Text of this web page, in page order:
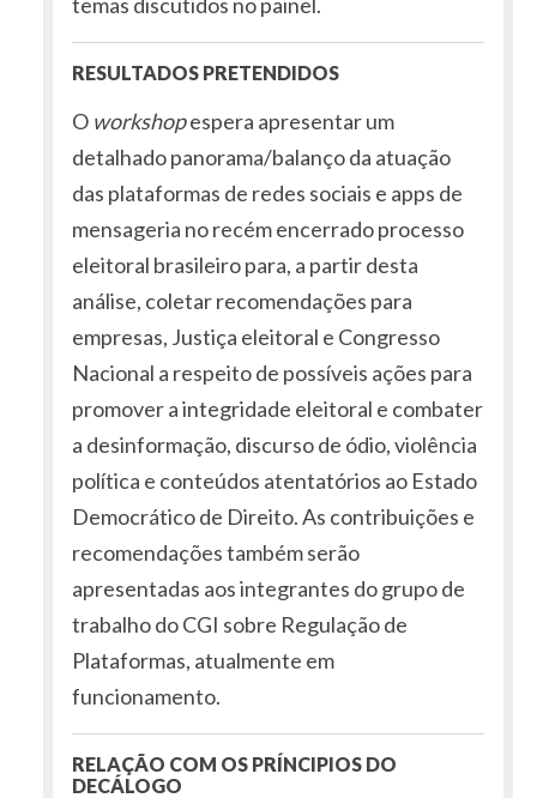
RESULTADOS PRETENDIDOS
O workshopespera apresentar um
detalhado panorama/balanço da atuação
das plataformas de redes sociais e apps de
mensageria no recém encerrado processo
eleitoral brasileiro para, a partir desta
análise, coletar recomendações para
empresas, Justiça eleitoral e Congresso
Nacional a respeito de possíveis ações para
promover a integridade eleitoral e combater
a desinformação, discurso de ódio, violência
política e conteúdos atentatórios ao Estado
Democrático de Direito. As contribuições e
recomendações também serão
apresentadas aos integrantes do grupo de
trabalho do CGI sobre Regulação de
Plataformas, atualmente em
funcionamento.
RELAÇÃO COM OS PRÍNCIPIOS DO
DECÁLOGO